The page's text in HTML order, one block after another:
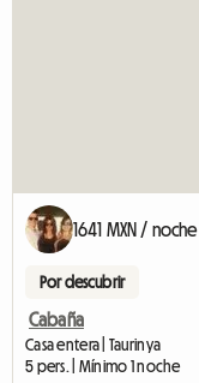
1641 MXN / noche
Por descubrir
Cabaña
Casa entera | Taurinya
5 pers. | Mínimo 1 noche